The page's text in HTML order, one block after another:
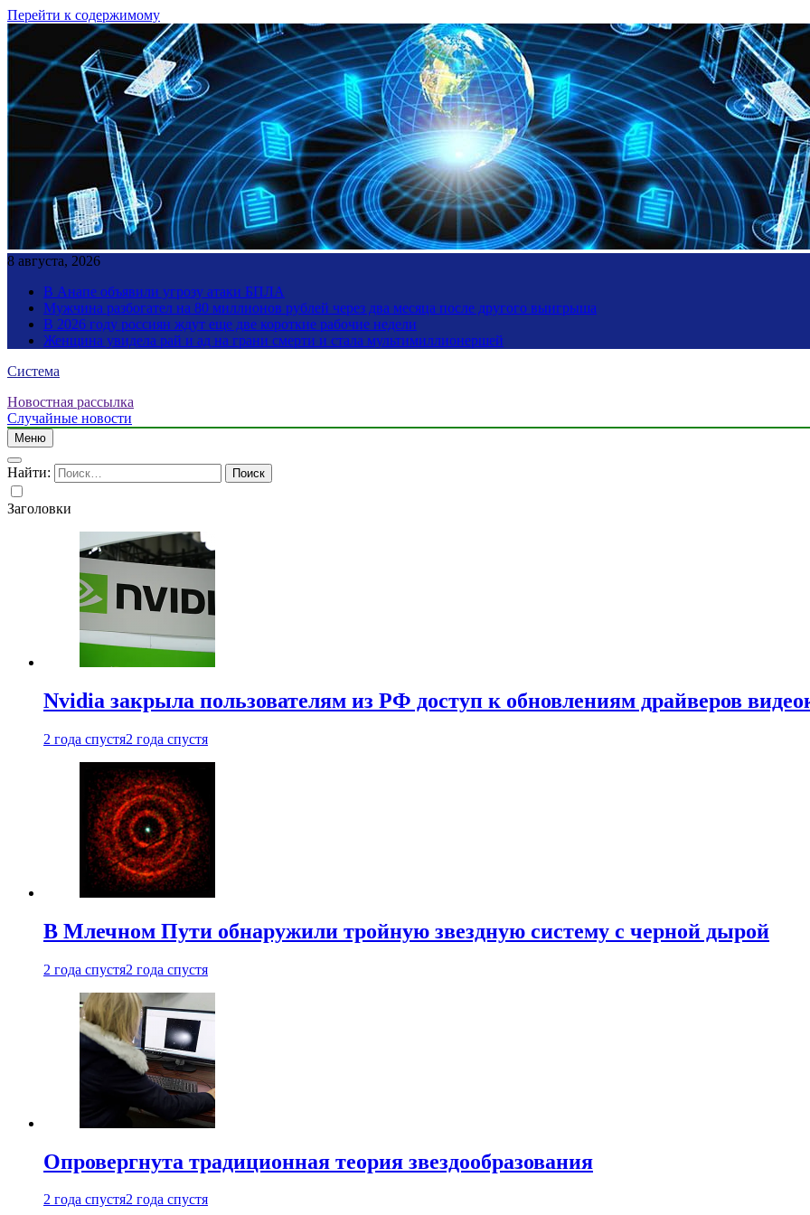
Перейти к содержимому
8 августа, 2026
В Анапе объявили угрозу атаки БПЛА
Мужчина разбогател на 80 миллионов рублей через два месяца после другого выигрыша
В 2026 году россиян ждут еще две короткие рабочие недели
Женщина увидела рай и ад на грани смерти и стала мультимиллионершей
Система
Новостная рассылка
Случайные новости
Меню
Найти:
Заголовки
Nvidia закрыла пользователям из РФ доступ к обновлениям драйверов
2 года спустя2 года спустя
В Млечном Пути обнаружили тройную звездную систему с черной дырой
2 года спустя2 года спустя
Опровергнута традиционная теория звездообразования
2 года спустя2 года спустя